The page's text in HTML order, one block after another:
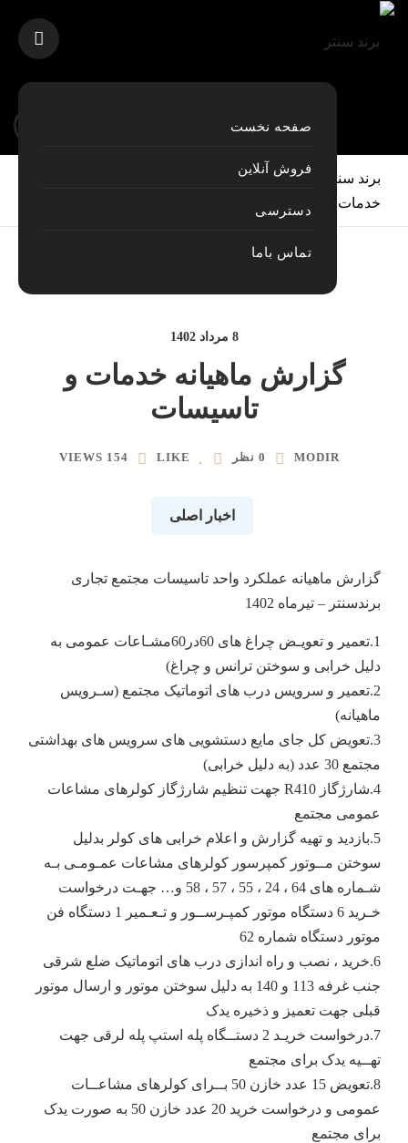
صفحه نخست
فروش آنلاین
دسترسی
تماس باما
برند سنتر مقاله های اخیر
خدمات و تاسیسات
8 مرداد 1402
گزارش ماهیانه خدمات و
تاسیسات
MODIR 0 نظر LIKE
154 VIEWS
اخبار اصلی
گزارش ماهیانه عملکرد واحد تاسیسات مجتمع تجاری
برندسنتر – تیرماه 1402
1.تعمیر و تعویـض چراغ های 60در60مشـاعات عمومی به
دلیل خرابی و سوختن ترانس و چراغ)
2.تعمیر و سرویس درب های اتوماتیک مجتمع (سـرویس
ماهیانه)
3.تعویض کل جای مایع دستشویی های سرویس های بهداشتی
مجتمع 30 عدد (به دلیل خرابی)
4.شارژگاز R410 جهت تنظیم شارژگاز کولرهای مشاعات
عمومی مجتمع
5.بازدید و تهیه گزارش و اعلام خرابی های کولر بدلیل
سوختن مــوتور کمپرسور کولرهای مشاعات عمـومـی بـه
شـماره های 64 ، 24 ، 55 ، 57 ، 58 و… جهـت درخواست
خـرید 6 دستگاه موتور کمپـرســور و تـعـمیر 1 دستگاه فن
موتور دستگاه شماره 62
6.خرید ، نصب و راه اندازی درب های اتوماتیک ضلع شرقی
جنب غرفه 113 و 140 به دلیل سوختن موتور و ارسال موتور
قبلی جهت تعمیز و ذخیره یدک
7.درخواست خریـد 2 دستــگاه پله استپ پله لرقی جهت
تهــیه یدک برای مجتمع
8.تعویض 15 عدد خازن 50 بــرای کولرهای مشاعــات
عمومی و درخواست خرید 20 عدد خازن 50 به صورت یدک
برای مجتمع